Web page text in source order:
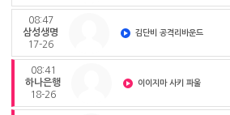
08:47
삼성생명
17-26
김단비 공격리바운드
08:41
하나은행
18-26
이이지마 사키 파울